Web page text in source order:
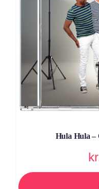
Hula Hula –